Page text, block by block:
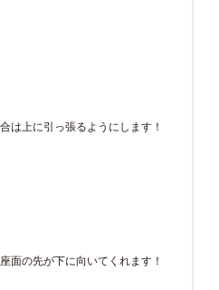
は上に引っ張るようにします！
面の先が下に向いてくれます！